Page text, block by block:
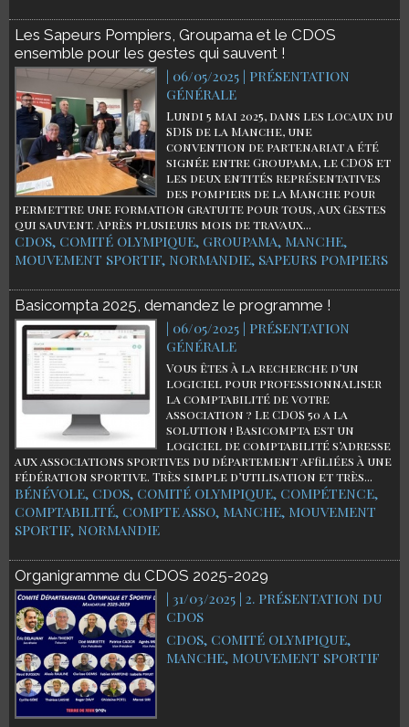
Les Sapeurs Pompiers, Groupama et le CDOS
ensemble pour les gestes qui sauvent !
| 06/05/2025 | PRÉSENTATION
GÉNÉRALE
Lundi 5 mai 2025, dans les locaux du
SDIS de la Manche, une
convention de partenariat a été
signée entre Groupama, le CDOS et
les deux entités représentatives
des pompiers de la Manche pour
permettre une formation gratuite pour tous, aux Gestes
qui sauvent. Après plusieurs mois de travaux...
CDOS, COMITÉ OLYMPIQUE, GROUPAMA, MANCHE,
MOUVEMENT SPORTIF, NORMANDIE, SAPEURS POMPIERS
Basicompta 2025, demandez le programme !
| 06/05/2025 | PRÉSENTATION
GÉNÉRALE
Vous êtes à la recherche d’un
logiciel pour professionnaliser
la comptabilité de votre
association ? Le CDOS 50 a la
solution ! Basicompta est un
logiciel de comptabilité s’adresse
aux associations sportives du département affiliées à une
fédération sportive. Très simple d’utilisation et très...
BÉNÉVOLE, CDOS, COMITÉ OLYMPIQUE, COMPÉTENCE,
COMPTABILITÉ, COMPTE ASSO, MANCHE, MOUVEMENT
SPORTIF, NORMANDIE
Organigramme du CDOS 2025-2029
| 31/03/2025 |2. PRÉSENTATION DU
CDOS
CDOS, COMITÉ OLYMPIQUE,
MANCHE, MOUVEMENT SPORTIF